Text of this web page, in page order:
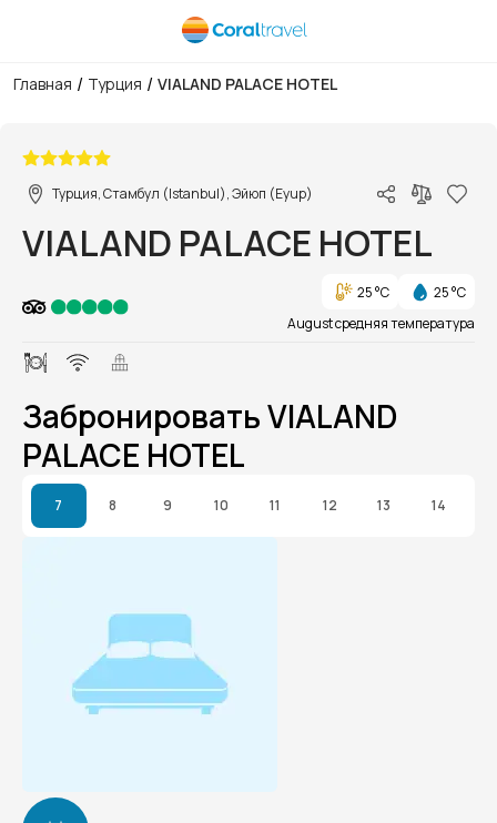
Главная / Турция / VIALAND PALACE HOTEL
Турция, Стамбул (Istanbul), Эйюп (Eyup)
VIALAND PALACE HOTEL
25 °C
25 °C
August средняя температура
Забронировать VIALAND
PALACE HOTEL
7 8 9 10 11 12 13 14